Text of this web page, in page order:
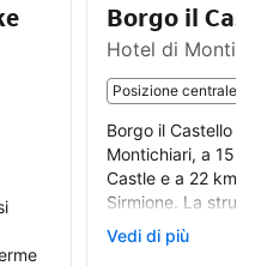
da 1 a 10 8,4
17 recensioni
Borgo il
Hotel di
Posizione centrale
Borgo il Castello
Montichiari, a 15
Castle e a 22 km
Sirmione. La
disposizione il
giardino.
Vedi di più